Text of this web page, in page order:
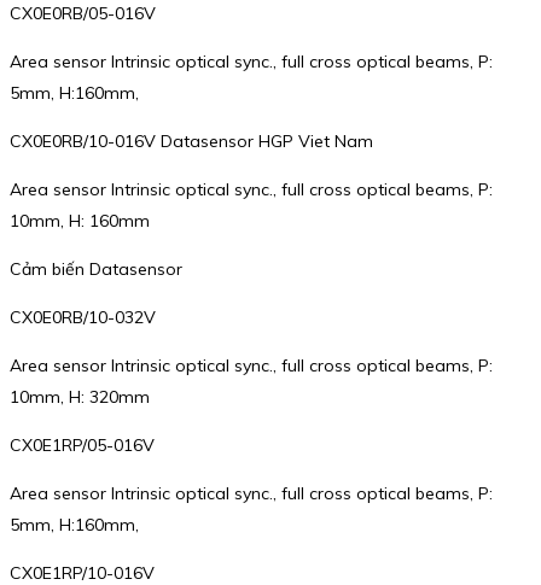
CX0E0RB/05-016V
Area sensor Intrinsic optical sync., full cross optical beams, P:
5mm, H:160mm,
CX0E0RB/10-016V Datasensor HGP Viet Nam
Area sensor Intrinsic optical sync., full cross optical beams, P:
10mm, H: 160mm
Cảm biến Datasensor
CX0E0RB/10-032V
Area sensor Intrinsic optical sync., full cross optical beams, P:
10mm, H: 320mm
CX0E1RP/05-016V
Area sensor Intrinsic optical sync., full cross optical beams, P:
5mm, H:160mm,
CX0E1RP/10-016V